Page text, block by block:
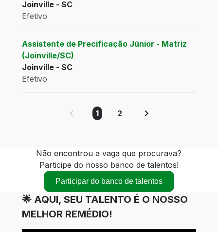
Joinville - SC
Efetivo
Assistente de Precificação Júnior - Matriz
(Joinville/SC)
Joinville - SC
Efetivo
1 2
Não encontrou a vaga que procurava?
Participe do nosso banco de talentos!
Participar do banco de talentos
🌟 AQUI, SEU TALENTO É O NOSSO
MELHOR REMÉDIO!